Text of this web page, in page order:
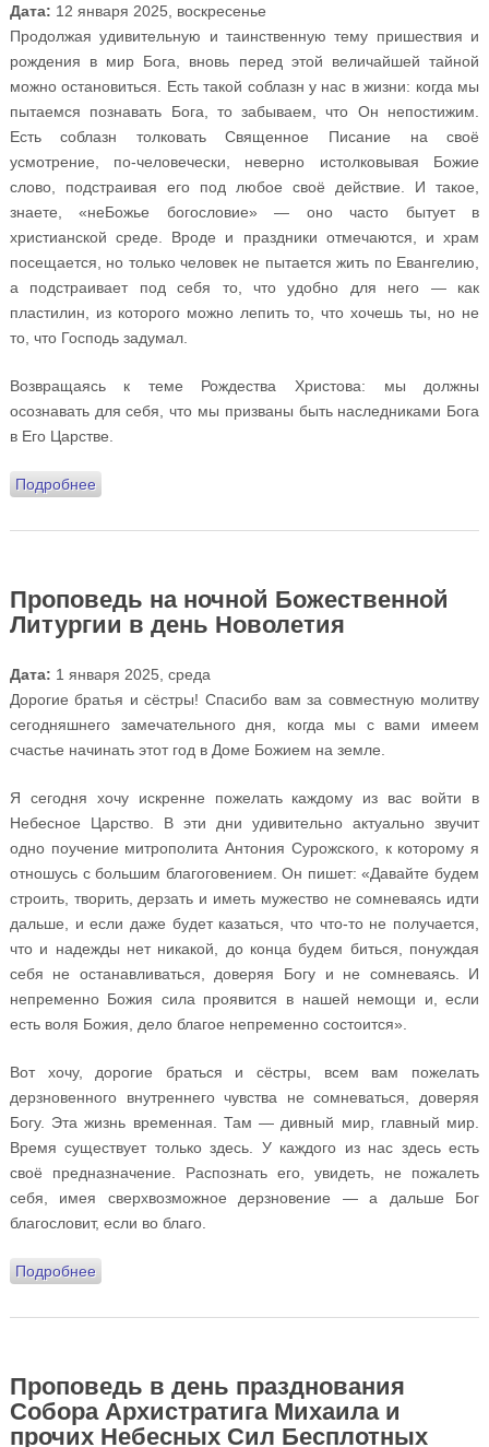
Дата: 12 января 2025, воскресенье
Продолжая удивительную и таинственную тему пришествия и
рождения в мир Бога, вновь перед этой величайшей тайной
можно остановиться. Есть такой соблазн у нас в жизни: когда мы
пытаемся познавать Бога, то забываем, что Он непостижим.
Есть соблазн толковать Священное Писание на своё
усмотрение, по-человечески, неверно истолковывая Божие
слово, подстраивая его под любое своё действие. И такое,
знаете, «неБожье богословие» — оно часто бытует в
христианской среде. Вроде и праздники отмечаются, и храм
посещается, но только человек не пытается жить по Евангелию,
а подстраивает под себя то, что удобно для него — как
пластилин, из которого можно лепить то, что хочешь ты, но не
то, что Господь задумал.
Возвращаясь к теме Рождества Христова: мы должны
осознавать для себя, что мы призваны быть наследниками Бога
в Его Царстве.
Подробнеео Проповедь в Неделю 29-ю по Пятидесятнице, по
Проповедь на ночной Божественной
Литургии в день Новолетия
Дата: 1 января 2025, среда
Дорогие братья и сёстры! Спасибо вам за совместную молитву
сегодняшнего замечательного дня, когда мы с вами имеем
счастье начинать этот год в Доме Божием на земле.
Я сегодня хочу искренне пожелать каждому из вас войти в
Небесное Царство. В эти дни удивительно актуально звучит
одно поучение митрополита Антония Сурожского, к которому я
отношусь с большим благоговением. Он пишет: «Давайте будем
строить, творить, дерзать и иметь мужество не сомневаясь идти
дальше, и если даже будет казаться, что что-то не получается,
что и надежды нет никакой, до конца будем биться, понуждая
себя не останавливаться, доверяя Богу и не сомневаясь. И
непременно Божия сила проявится в нашей немощи и, если
есть воля Божия, дело благое непременно состоится».
Вот хочу, дорогие браться и сёстры, всем вам пожелать
дерзновенного внутреннего чувства не сомневаться, доверяя
Богу. Эта жизнь временная. Там — дивный мир, главный мир.
Время существует только здесь. У каждого из нас здесь есть
своё предназначение. Распознать его, увидеть, не пожалеть
себя, имея сверхвозможное дерзновение — а дальше Бог
благословит, если во благо.
Подробнеео Проповедь на ночной Божественной Литургии в
Проповедь в день празднования
Собора Архистратига Михаила и
прочих Небесных Сил Бесплотных